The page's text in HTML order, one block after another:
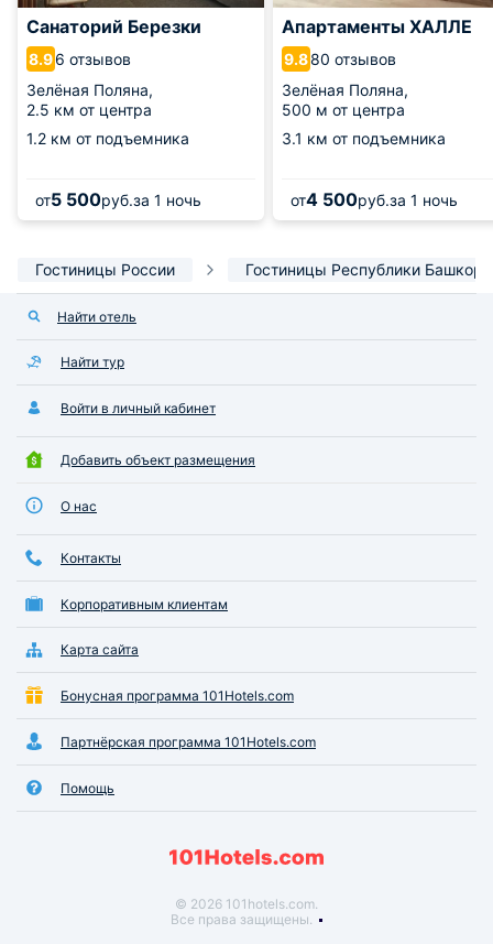
Санаторий Березки
8.96 отзывов
Зелёная Поляна,
2.5 км от центра
1.2 км от подъемника
от5 500руб.за 1 ночь
Апартаменты ХАЛЛЕ
9.880 отзывов
Зелёная Поляна,
500 м от центра
3.1 км от подъемника
от4 500руб.за 1 ночь
Гостиницы России Гостиницы Республики
Найти отель
Найти тур
Войти в личный кабинет
Добавить объект размещения
О нас
Контакты
Корпоративным клиентам
Карта сайта
Бонусная программа 101Hotels.com
Партнёрская программа 101Hotels.com
Помощь
© 2026 101hotels.com.
Все права защищены.